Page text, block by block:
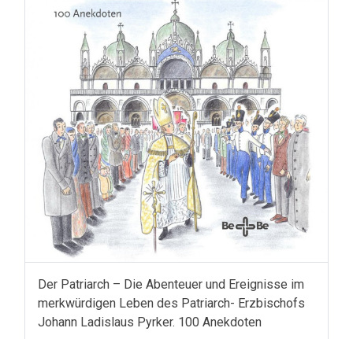
Der Patriarch – Die Abenteuer und Ereignisse im
merkwürdigen Leben des Patriarch- Erzbischofs
Johann Ladislaus Pyrker. 100 Anekdoten